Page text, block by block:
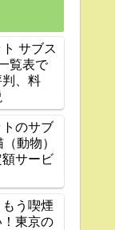
サブス
覧表で
、料
のサブ
動物）
サービ
もう喫煙
東京の